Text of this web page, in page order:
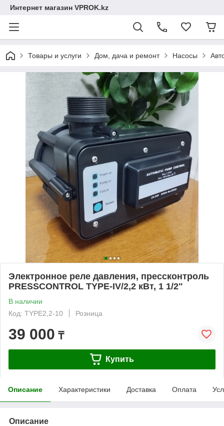
Интернет магазин VPROK.kz
Товары и услуги Дом, дача и ремонт Насосы
Электронное реле давления, прессконтроль
PRESSCONTROL TYPE-IV/2,2 кВт, 1 1/2"
В наличии
Код: TYPE2,2-10
Розница
39 000 ₸
Купить
Описание Характеристики Доставка Оплата
Описание